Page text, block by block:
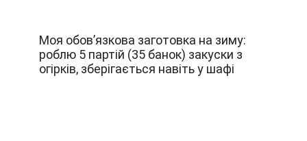
Моя обов’язкова заготовка на зиму:
роблю 5 партій (35 банок) закуски з
огірків, зберігається навіть у шафі